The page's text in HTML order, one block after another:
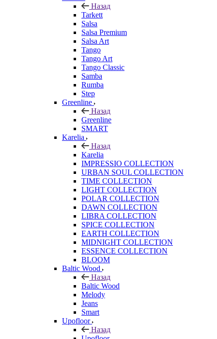
Назад
Tarkett
Salsa
Salsa Premium
Salsa Art
Tango
Tango Art
Tango Classic
Samba
Rumba
Step
Greenline
Назад
Greenline
SMART
Karelia
Назад
Karelia
IMPRESSIO COLLECTION
URBAN SOUL COLLECTION
TIME COLLECTION
LIGHT COLLECTION
POLAR COLLECTION
DAWN COLLECTION
LIBRA COLLECTION
SPICE COLLECTION
EARTH COLLECTION
MIDNIGHT COLLECTION
ESSENCE COLLECTION
BLOOM
Baltic Wood
Назад
Baltic Wood
Melody
Jeans
Smart
Upofloor
Назад